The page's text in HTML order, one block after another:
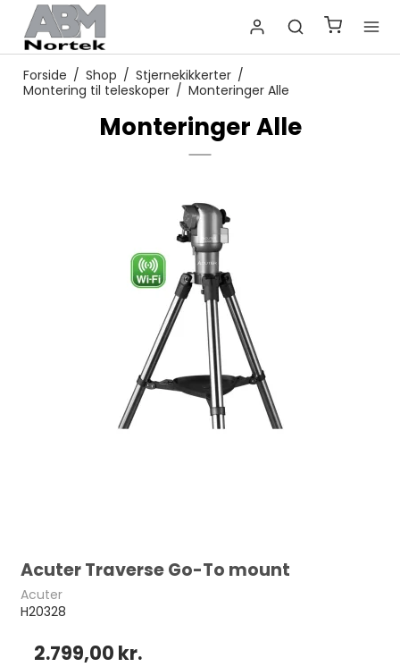
Forside / Shop / Stjernekikkerter /
Montering til teleskoper / Monteringer Alle
Monteringer Alle
Acuter Traverse Go-To mount
Acuter
H20328
2.799,00 kr.